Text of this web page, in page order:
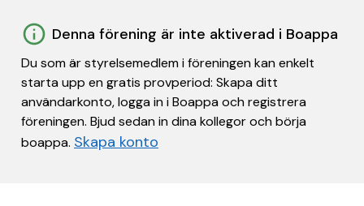
Denna förening är inte aktiverad i Boappa
Du som är styrelsemedlem i föreningen kan enkelt
starta upp en gratis provperiod: Skapa ditt
användarkonto, logga in i Boappa och registrera
föreningen. Bjud sedan in dina kollegor och börja
boappa. Skapa konto